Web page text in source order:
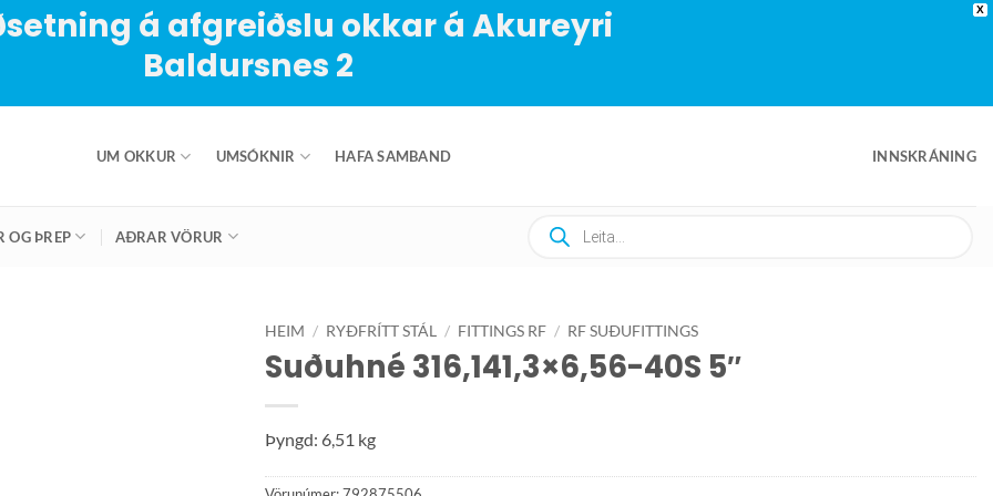
X
á afgreiðslu okkar á Akureyri
Baldursnes 2
UM OKKUR UMSÓKNIR HAFA SAMBAND INNSKRÁNING
OG ÞREP AÐRAR VÖRUR
search
HEIM / RYÐFRÍTT STÁL / FITTINGS RF / RF SUÐUFITTINGS
Suðuhné 316,141,3×6,56-40S 5″
Þyngd: 6,51 kg